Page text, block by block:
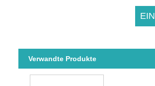
Verwandte Produkte